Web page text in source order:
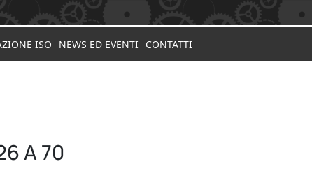
ISO NEWS ED EVENTI CONTATTI
A 70